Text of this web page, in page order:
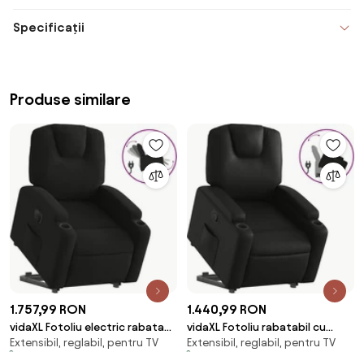
Specificații
Produse similare
1.757,99 RON
vidaXL Fotoliu electric rabatabil
cu ridicare, negru, textil
Extensibil, reglabil, pentru TV
1.440,99 RON
vidaXL Fotoliu rabatabil cu
ridicare, negru, piele ecologică
Extensibil, reglabil, pentru TV